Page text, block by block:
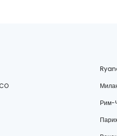
Рим-